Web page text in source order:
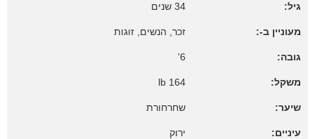
גיל: 34 שנים
מעוניין ב-: זכר, הנשים, זוגות
גובה: 6'
משקל: 164 lb
שיער: שחרחורת
עיניים: ירוק